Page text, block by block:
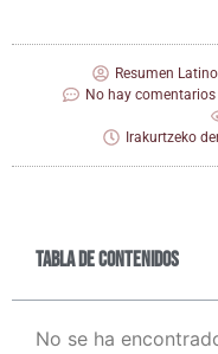
Resumen
No hay comentarios
Irakurtzeko
Tabla de contenidos
No se ha